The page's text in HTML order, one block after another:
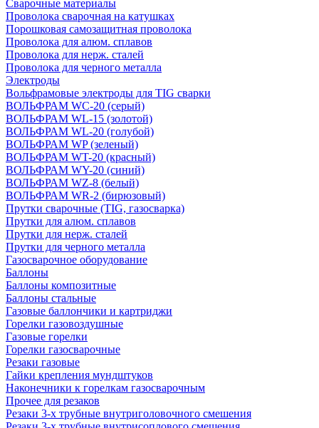
Сварочные материалы
Проволока сварочная на катушках
Порошковая самозащитная проволока
Проволока для алюм. сплавов
Проволока для нерж. сталей
Проволока для черного металла
Электроды
Вольфрамовые электроды для TIG сварки
ВОЛЬФРАМ WC-20 (серый)
ВОЛЬФРАМ WL-15 (золотой)
ВОЛЬФРАМ WL-20 (голубой)
ВОЛЬФРАМ WP (зеленый)
ВОЛЬФРАМ WT-20 (красный)
ВОЛЬФРАМ WY-20 (синий)
ВОЛЬФРАМ WZ-8 (белый)
ВОЛЬФРАМ WR-2 (бирюзовый)
Прутки сварочные (TIG, газосварка)
Прутки для алюм. сплавов
Прутки для нерж. сталей
Прутки для черного металла
Газосварочное оборудование
Баллоны
Баллоны композитные
Баллоны стальные
Газовые баллончики и картриджи
Горелки газовоздушные
Газовые горелки
Горелки газосварочные
Резаки газовые
Гайки крепления мундштуков
Наконечники к горелкам газосварочным
Прочее для резаков
Резаки 3-х трубные внутриголовочного смешения